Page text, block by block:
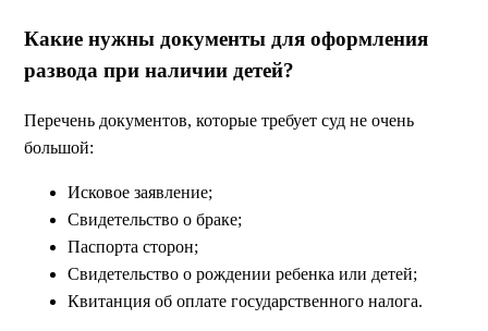
Какие нужны документы для оформления
развода при наличии детей?
Перечень документов, которые требует суд не очень
большой:
Исковое заявление;
Свидетельство о браке;
Паспорта сторон;
Свидетельство о рождении ребенка или детей;
Квитанция об оплате государственного налога.